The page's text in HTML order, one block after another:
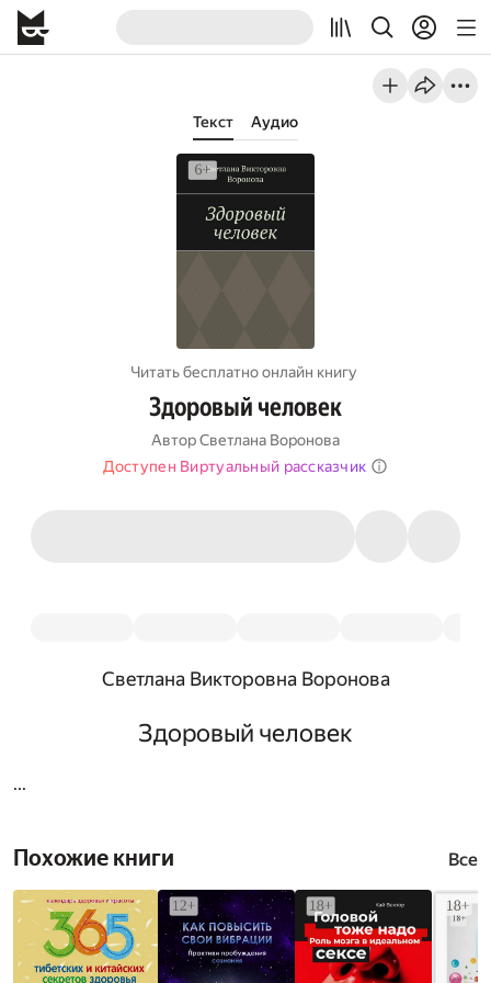
Текст Аудио
Читать бесплатно онлайн книгу
Здоровый человек
АвторСветлана Воронова
Доступен Виртуальный рассказчик
Светлана Викторовна Воронова
Здоровый человек
...
Похожие книги Все